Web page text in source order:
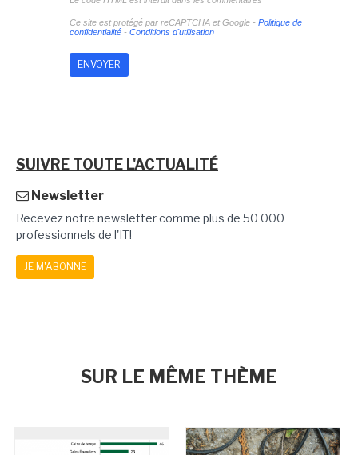
Ce site est protégé par reCAPTCHA et Google - Politique de
confidentialité- Conditions d'utilisation
SUIVRE TOUTE L'ACTUALITÉ
Newsletter
Recevez notre newsletter comme plus de 50 000
professionnels de l'IT!
JE M'ABONNE
SUR LE MÊME THÈME